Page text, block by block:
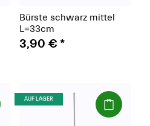
Bürste schwarz mittel
L=33cm
3,90 € *
AUF LAGER (Paket)